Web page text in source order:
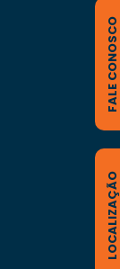
FALE CONOSCO
LOCALIZAÇÃO